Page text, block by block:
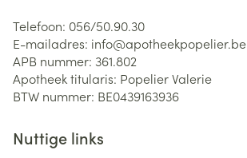
Telefoon: 056/50.90.30
E-mailadres: info@apotheekpopelier.be
APB nummer: 361.802
Apotheek titularis: Popelier Valerie
BTW nummer: BE0439163936
Nuttige links